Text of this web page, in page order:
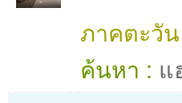
ภาคตะวั
ค้นหา : แ